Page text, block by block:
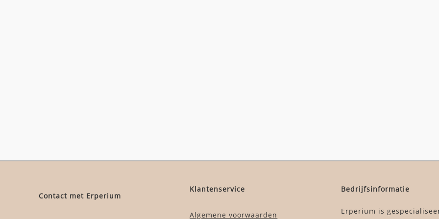
Contact met Erperium
Klantenservice
Algemene voorwaarden
Bedrijfsinformatie
Erperium is